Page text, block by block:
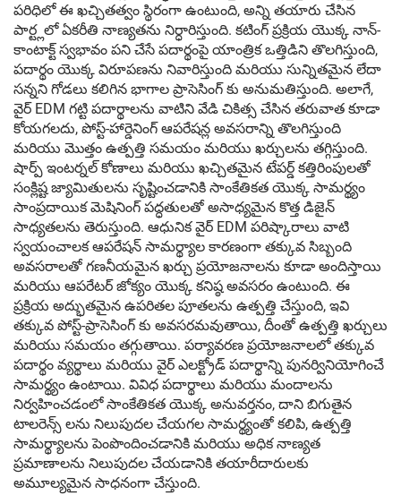
పరిధిలో ఈ ఖచ్చితత్వం స్థిరంగా ఉంటుంది, అన్ని తయారు చేసిన
పార్ట్లలో ఏకరీతి నాణ్యతను నిర్ధారిస్తుంది. కటింగ్ ప్రక్రియ యొక్క నాన్-
కాంటాక్ట్ స్వభావం పని చేసే పదార్థంపై యాంత్రిక ఒత్తిడిని తొలగిస్తుంది,
పదార్థం యొక్క విరూపణను నివారిస్తుంది మరియు సున్నితమైన లేదా
సన్నని గోడలు కలిగిన భాగాల ప్రాసెసింగ్ కు అనుమతిస్తుంది. అలాగే,
వైర్ EDM గట్టి పదార్థాలను వాటిని వేడి చికిత్స చేసిన తరువాత కూడా
కోయగలదు, పోస్ట్-హార్డెనింగ్ ఆపరేషన్ల అవసరాన్ని తొలగిస్తుంది
మరియు మొత్తం ఉత్పత్తి సమయం మరియు ఖర్చులను తగ్గిస్తుంది.
షార్ప్ ఇంటర్నల్ కోణాలు మరియు ఖచ్చితమైన టేపర్డ్ కత్తిరింపులతో
సంక్లిష్ట జ్యామితులను సృష్టించడానికి సాంకేతికత యొక్క సామర్థ్యం
సాంప్రదాయిక మెషినింగ్ పద్ధతులతో అసాధ్యమైన కొత్త డిజైన్
సాధ్యతలను తెరుస్తుంది. ఆధునిక వైర్ EDM పరిష్కారాలు వాటి
స్వయంచాలక ఆపరేషన్ సామర్థ్యాల కారణంగా తక్కువ సిబ్బంది
అవసరాలతో గణనీయమైన ఖర్చు ప్రయోజనాలను కూడా అందిస్తాయి
మరియు ఆపరేటర్ జోక్యం యొక్క కనిష్ఠ అవసరం ఉంటుంది. ఈ
ప్రక్రియ అద్భుతమైన ఉపరితల పూతలను ఉత్పత్తి చేస్తుంది, ఇవి
తక్కువ పోస్ట్-ప్రాసెసింగ్ కు అవసరమవుతాయి, దీంతో ఉత్పత్తి ఖర్చులు
మరియు సమయం తగ్గుతాయి. పర్యావరణ ప్రయోజనాలలో తక్కువ
పదార్థం వ్యర్థాలు మరియు వైర్ ఎలక్ట్రోడ్ పదార్థాన్ని పునర్వినియోగించే
సామర్థ్యం ఉంటాయి. వివిధ పదార్థాలు మరియు మందాలను
నిర్వహించడంలో సాంకేతికత యొక్క అనువర్తనం, దాని బిగుతైన
టాలరెన్స్ లను నిలుపుదల చేయగల సామర్థ్యంతో కలిపి, ఉత్పత్తి
సామర్థ్యాలను పెంపొందించడానికి మరియు అధిక నాణ్యత
ప్రమాణాలను నిలుపుదల చేయడానికి తయారీదారులకు
అమూల్యమైన సాధనంగా చేస్తుంది.